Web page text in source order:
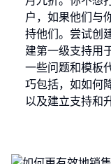
户，如果他们与
持他们。尝试创
建第一级支持用
一些问题和模板
巧包括，如如何
以及建立支持和